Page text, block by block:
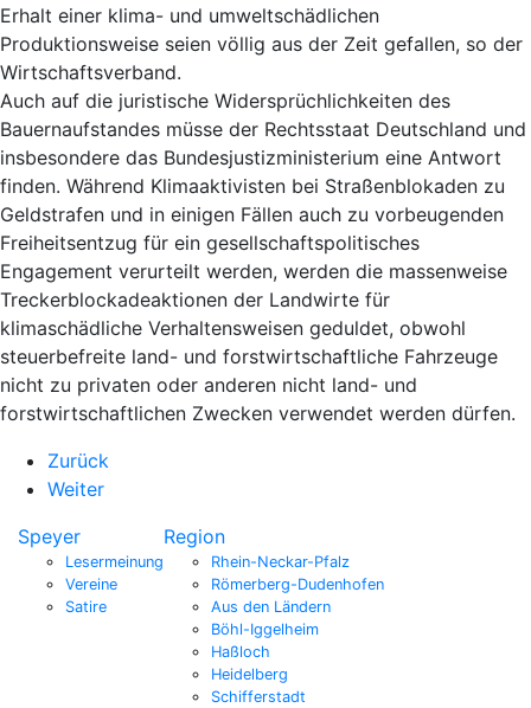
Erhalt einer klima- und umweltschädlichen
Produktionsweise seien völlig aus der Zeit gefallen, so der
Wirtschaftsverband.
Auch auf die juristische Widersprüchlichkeiten des
Bauernaufstandes müsse der Rechtsstaat Deutschland und
insbesondere das Bundesjustizministerium eine Antwort
finden. Während Klimaaktivisten bei Straßenblokaden zu
Geldstrafen und in einigen Fällen auch zu vorbeugenden
Freiheitsentzug für ein gesellschaftspolitisches
Engagement verurteilt werden, werden die massenweise
Treckerblockadeaktionen der Landwirte für
klimaschädliche Verhaltensweisen geduldet, obwohl
steuerbefreite land- und forstwirtschaftliche Fahrzeuge
nicht zu privaten oder anderen nicht land- und
forstwirtschaftlichen Zwecken verwendet werden dürfen.
Zurück
Weiter
Speyer
Lesermeinung
Vereine
Satire
Region
Rhein-Neckar-Pfalz
Römerberg-Dudenhofen
Aus den Ländern
Böhl-Iggelheim
Haßloch
Heidelberg
Schifferstadt